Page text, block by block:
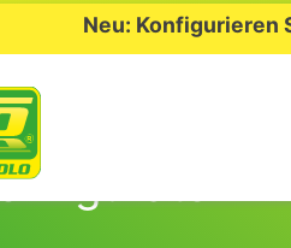
Neu: Konfigurieren